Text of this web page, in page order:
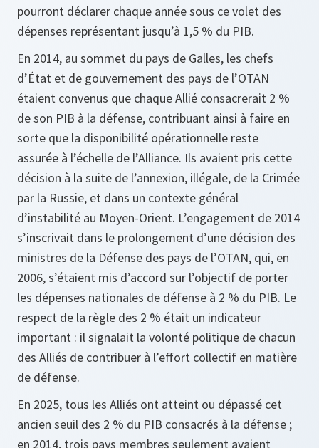
pourront déclarer chaque année sous ce volet des
dépenses représentant jusqu’à 1,5 % du PIB.
En 2014, au sommet du pays de Galles, les chefs
d’État et de gouvernement des pays de l’OTAN
étaient convenus que chaque Allié consacrerait 2 %
de son PIB à la défense, contribuant ainsi à faire en
sorte que la disponibilité opérationnelle reste
assurée à l’échelle de l’Alliance. Ils avaient pris cette
décision à la suite de l’annexion, illégale, de la Crimée
par la Russie, et dans un contexte général
d’instabilité au Moyen-Orient. L’engagement de 2014
s’inscrivait dans le prolongement d’une décision des
ministres de la Défense des pays de l’OTAN, qui, en
2006, s’étaient mis d’accord sur l’objectif de porter
les dépenses nationales de défense à 2 % du PIB. Le
respect de la règle des 2 % était un indicateur
important : il signalait la volonté politique de chacun
des Alliés de contribuer à l’effort collectif en matière
de défense.
En 2025, tous les Alliés ont atteint ou dépassé cet
ancien seuil des 2 % du PIB consacrés à la défense ;
en 2014, trois pays membres seulement avaient